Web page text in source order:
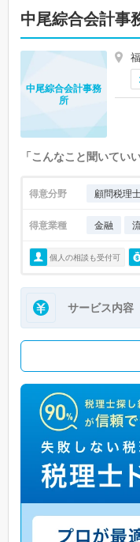
中尾綜合会計事
中尾綜合会計事務
所
「こんなこと聞いてい
得意分野 顧問税理
得意業種 金融
個人の相談も受付可
サービス内容